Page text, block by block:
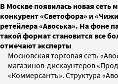
В Москве появилась новая сеть
конкурент «Светофора» и
ретейлера «Авоська». На фоне
такой формат становится все
отмечают эксперты
Московская торговая сеть
магазинов-дискаунтеров
«Коммерсантъ». Структура